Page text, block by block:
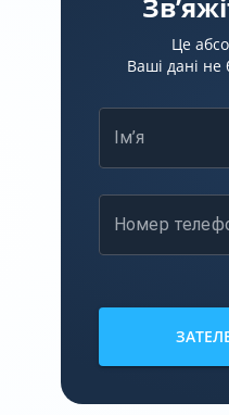
Це
Ваші дані не
Ім’я
Номер